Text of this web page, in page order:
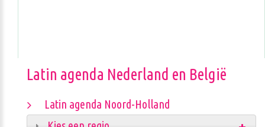
Latin agenda Nederland en België
Latin agenda Noord-Holland